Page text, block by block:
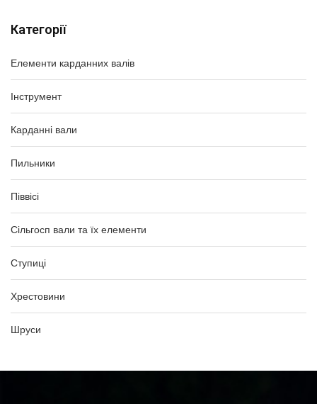
Категорії
Елементи карданних валів
Інструмент
Карданні вали
Пильники
Піввісі
Сільгосп вали та їх елементи
Ступиці
Хрестовини
Шруси